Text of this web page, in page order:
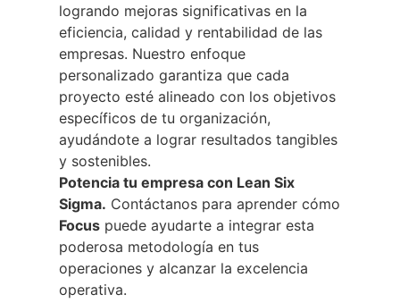
logrando mejoras significativas en la
eficiencia, calidad y rentabilidad de las
empresas. Nuestro enfoque
personalizado garantiza que cada
proyecto esté alineado con los objetivos
específicos de tu organización,
ayudándote a lograr resultados tangibles
y sostenibles.
Potencia tu empresa con Lean Six
Sigma. Contáctanos para aprender cómo
Focus puede ayudarte a integrar esta
poderosa metodología en tus
operaciones y alcanzar la excelencia
operativa.